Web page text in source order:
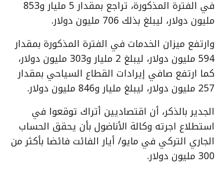
في الفترة المذكورة، تراجع بمقدار 5 مليار و853
مليون دولار، ليبلغ بذلك 706 مليون دولار.
وارتفع ميزان الخدمات في الفترة المذكورة بمقدار
594 مليون دولار، ليبلغ 2 مليار و303 مليون دولار،
كما ارتفع صافي إيرادات القطاع السياحي بمقدار
257 مليون دولار، ليبلغ مليار و846 مليون دولار.
الجدير بالذكر، أن اقتصاديين أتراك توقعوا في
استطلاع اجرته وكالة الأناضول بأن يحقق الحساب
الجاري التركي في مايو/ أيار الفائت فائضا بأكثر من
300 مليون دولار.